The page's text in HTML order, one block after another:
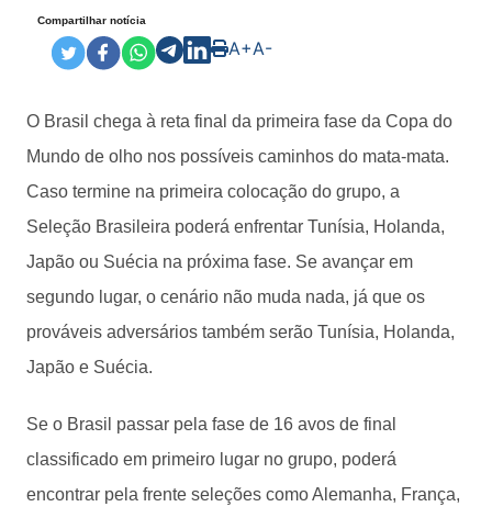
Compartilhar notícia
A+A-
O Brasil chega à reta final da primeira fase da Copa do
Mundo de olho nos possíveis caminhos do mata-mata.
Caso termine na primeira colocação do grupo, a
Seleção Brasileira poderá enfrentar Tunísia, Holanda,
Japão ou Suécia na próxima fase. Se avançar em
segundo lugar, o cenário não muda nada, já que os
prováveis adversários também serão Tunísia, Holanda,
Japão e Suécia.
Se o Brasil passar pela fase de 16 avos de final
classificado em primeiro lugar no grupo, poderá
encontrar pela frente seleções como Alemanha, França,